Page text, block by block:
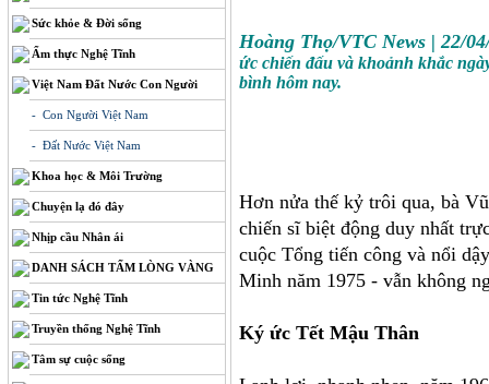
Sức khỏe & Đời sống
Ẩm thực Nghệ Tĩnh
Việt Nam Đất Nước Con Người
- Con Người Việt Nam
- Đất Nước Việt Nam
Khoa học & Môi Trường
Chuyện lạ đó đây
Nhịp cầu Nhân ái
DANH SÁCH TẤM LÒNG VÀNG
Tin tức Nghệ Tĩnh
Truyền thống Nghệ Tĩnh
Tâm sự cuộc sống
Hoàng Thọ/VTC News |22/
ức chiến đấu và khoảnh khắc
bình hôm nay.
Hơn nửa thế kỷ trôi qua, bà
chiến sĩ biệt động duy nhất
cuộc Tổng tiến công và nổi
Minh năm 1975 - vẫn không
Ký ức Tết Mậu Thân